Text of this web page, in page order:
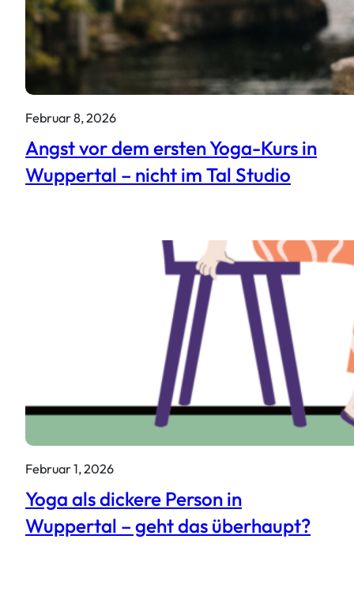
Februar 8, 2026
Angst vor dem ersten Yoga-Kurs in
Wuppertal – nicht im Tal Studio
Februar 1, 2026
Yoga als dickere Person in
Wuppertal – geht das überhaupt?